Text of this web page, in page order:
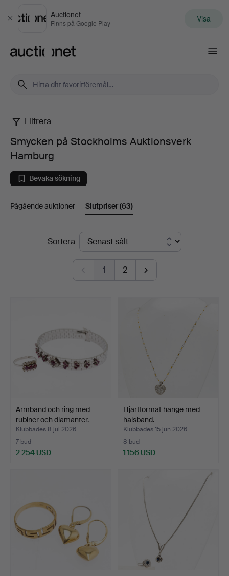
Stäng
Auctionet
Finns på Google Play Visa
Smycken
på
Stockholms
Auktionsverk
Filtrera
Smycken på Stockholms Auktionsverk
Hamburg
Bevaka sökning
Pågående auktioner Slutpriser(63)
SlutpriserSortera
1 2
Armband och ring med
rubiner och diamanter.
Klubbades 8 jul 2026
7 bud
2 254 USD
Hjärtformat hänge med
halsband.
Klubbades 15 jun 2026
8 bud
1 156 USD